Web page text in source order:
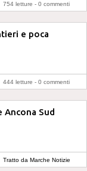
754 letture - 0 commenti
e poca
444 letture - 0 commenti
Sud
Tratto da Marche Notizie